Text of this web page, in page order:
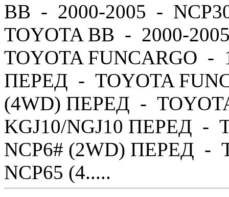
BB - 2000-2005 -
TOYOTA BB - 2000-
TOYOTA FUNCARGO -
ПЕРЕД - TOYOTA
(4WD) ПЕРЕД -
KGJ10/NGJ10 ПЕРЕД -
NCP6# (2WD) ПЕРЕД -
NCP65 (4.....